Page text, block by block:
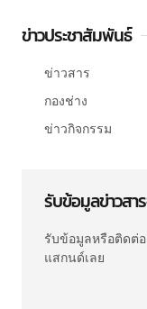
ข่าวประชาสัมพันธ์
ข่าวสาร
กองช่าง
ข่าวกิจกรรม
รับข้อมูลข่าวสา
รับข้อมูลหรือติดต่
แสกนด์เลย